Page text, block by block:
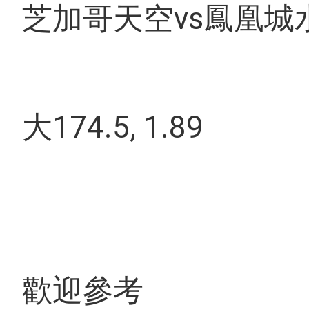
芝加哥天空vs鳳凰城
大174.5, 1.89
歡迎參考